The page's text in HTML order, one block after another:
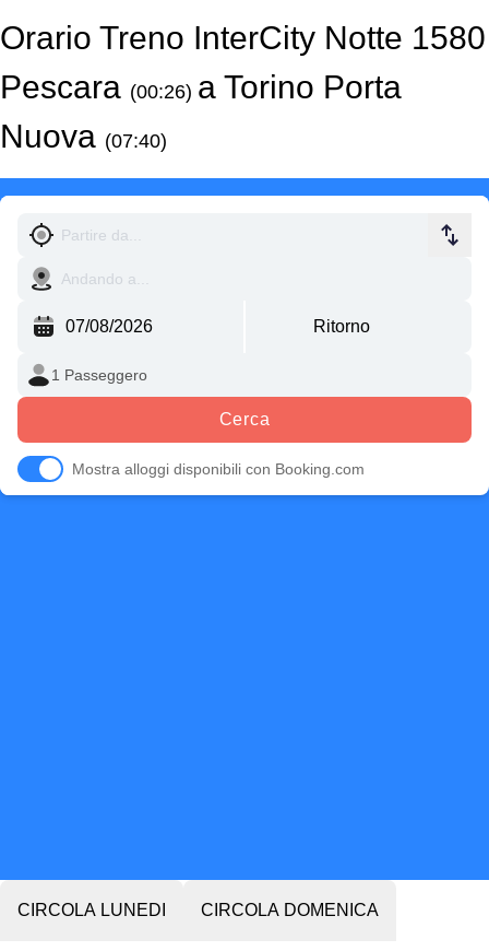
Orario Treno InterCity Notte 1580
Pescara (00:26) a Torino Porta
Nuova (07:40)
Cerca
Mostra alloggi disponibili con Booking.com
CIRCOLA LUNEDI CIRCOLA DOMENICA